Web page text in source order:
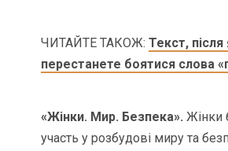
ЧИТАЙТЕ ТАКОЖ:Текст,
перестанете боятися слова
«Жінки. Мир. Безпека».Жінки
участь у розбудові миру та